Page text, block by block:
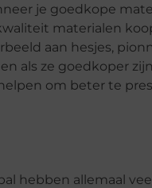
je goedkope
materialen
aan hesjes,
als ze goedkoper
om beter te
hebben allemaal